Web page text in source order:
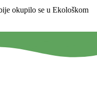
okupilo se u Ekološkom